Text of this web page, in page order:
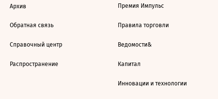
Архив
Обратная связь
Справочный центр
Распространение
Премия Импульс
Правила торговли
Ведомости&
Капитал
Инновации и технологии